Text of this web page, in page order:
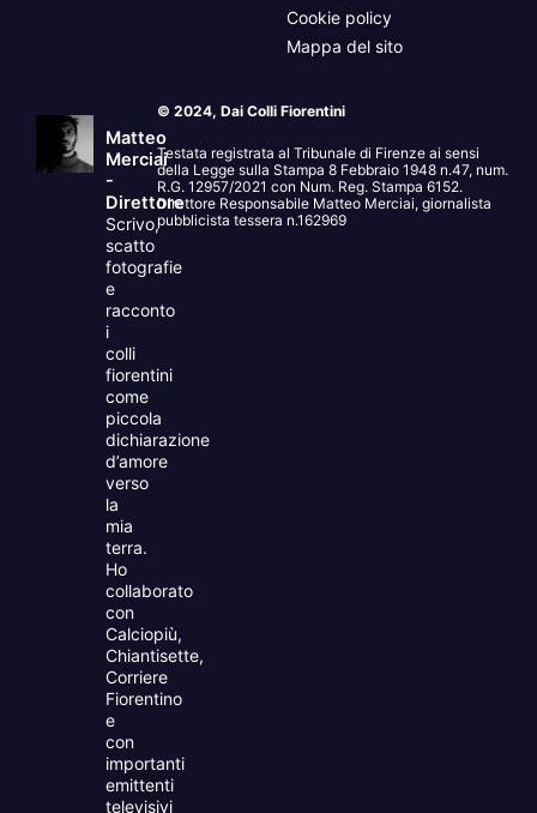
Cookie policy
Mappa del sito
Matteo
Merciai
-
Direttore
Scrivo,
scatto
fotografie
e
racconto
i
colli
fiorentini
come
piccola
dichiarazione
d’amore
verso
la
mia
terra.
Ho
collaborato
con
Calciopiù,
Chiantisette,
Corriere
Fiorentino
e
con
importanti
emittenti
televisivi
© 2024, Dai Colli Fiorentini
Testata registrata al Tribunale di Firenze ai sensi
della Legge sulla Stampa 8 Febbraio 1948 n.47, num.
R.G. 12957/2021 con Num. Reg. Stampa 6152.
Direttore Responsabile Matteo Merciai, giornalista
pubblicista tessera n.162969